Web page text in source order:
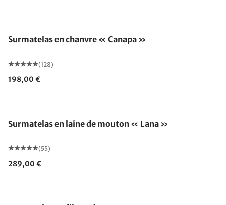
Surmatelas en chanvre « Canapa »
(128)
198,00 €
Surmatelas en laine de mouton « Lana »
(55)
289,00 €